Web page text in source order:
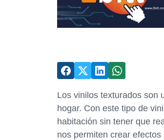
Los vinilos texturados son
hogar. Con este tipo de
habitación sin tener que
nos permiten crear